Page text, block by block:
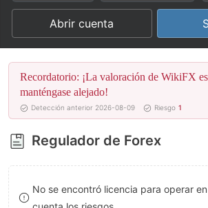
3
4
5
6
7
8
9
1
2
3
4
5
6
7
4
5
6
7
8
9
Abrir cuenta
Recordatorio: ¡La valoración de WikiFX
manténgase alejado!
Detección anterior 2026-08-09 Riesgo 1
Regulador de Forex
No se encontró licencia para operar